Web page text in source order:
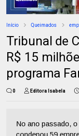
Início Queimados
Tribunal de
R$ 15
programa
0 Editora Isabela
No ano passado,